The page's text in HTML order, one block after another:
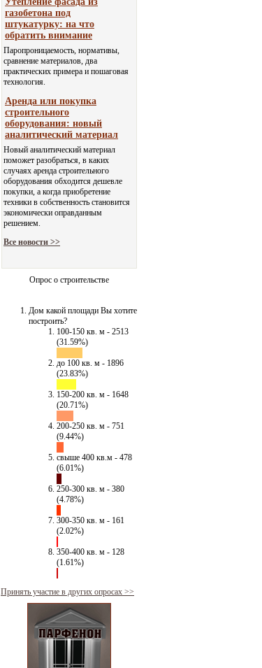
газобетона под
штукатурку: на что
обратить внимание
Паропроницаемость, нормативы,
сравнение материалов, два
практических примера и пошаговая
технология.
Аренда или покупка
строительного
оборудования: новый
аналитический материал
Новый аналитический материал
поможет разобраться, в каких
случаях аренда строительного
оборудования обходится дешевле
покупки, а когда приобретение
техники в собственность становится
экономически оправданным
решением.
Все новости >>
Опрос о строительстве
Дом какой площади Вы хотите
построить?
100-150 кв. м - 2513
(31.59%)
до 100 кв. м - 1896
(23.83%)
150-200 кв. м - 1648
(20.71%)
200-250 кв. м - 751
(9.44%)
свыше 400 кв.м - 478
(6.01%)
250-300 кв. м - 380
(4.78%)
300-350 кв. м - 161
(2.02%)
350-400 кв. м - 128
(1.61%)
Принять участие в других опросах >>